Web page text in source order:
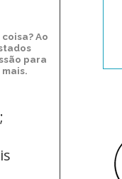
Ao
para